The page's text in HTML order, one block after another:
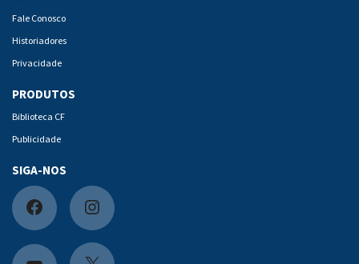
Fale Conosco
Historiadores
Privacidade
PRODUTOS
Biblioteca CF
Publicidade
SIGA-NOS
F
a
I
n